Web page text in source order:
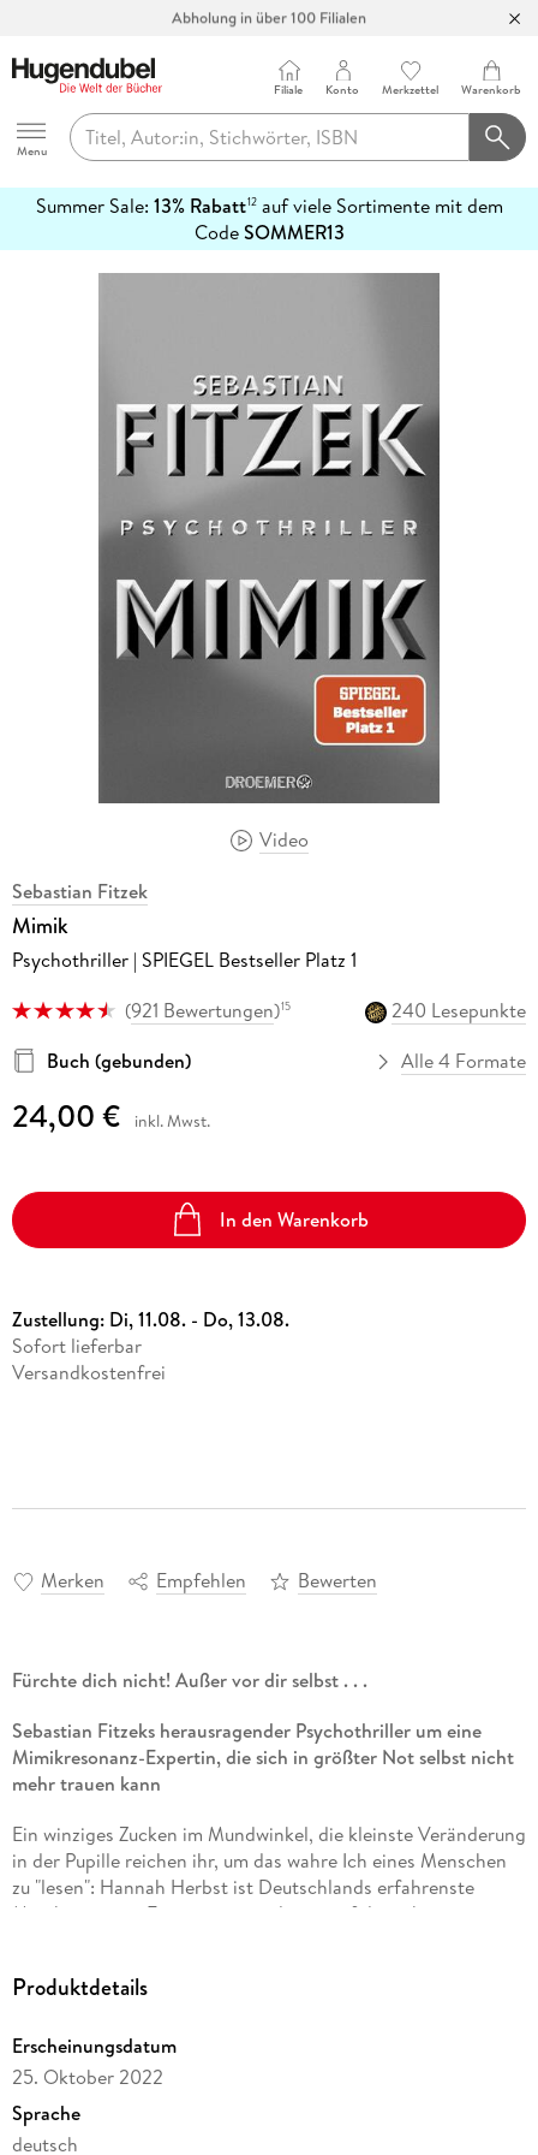
Abholung in über 100 Filialen
Hugendubel
Menu
Filiale Konto Merkzettel Warenkorb
Summer Sale: 13% Rabatt12auf viele Sortimente mit dem
CodeSOMMER13
erfahren
Video
Sebastian Fitzek
Mimik
Psychothriller | SPIEGEL Bestseller Platz 1
(921 Bewertungen)15
240 Lesepunkte
Buch (gebunden)
Alle 4 Formate
24,00 € inkl. Mwst.
In den Warenkorb
Zustellung: Di, 11.08. - Do, 13.08.
Sofort lieferbar
Versandkostenfrei
Merken Empfehlen Bewerten
Fürchte dich nicht! Außer vor dir selbst . . .
Sebastian Fitzeks herausragender Psychothriller um eine
Mimikresonanz-Expertin, die sich in größter Not selbst nicht
mehr trauen kann
Ein winziges Zucken im Mundwinkel, die kleinste Veränderung
in der Pupille reichen ihr, um das wahre Ich eines Menschen
zu "lesen": Hannah Herbst ist Deutschlands erfahrenste
Mimikresonanz-Expertin, spezialisiert auf die geheimen
Folgen eines Gedächtnisverlustes zu kämpfen hat, wird sie
mit dem schrecklichsten Fall ihrer Karriere konfrontiert: Eine
bestialisch ermordet zu haben. Nur ihr kleiner Sohn Paul hat
überlebt. Nach ihrem Geständnis gelingt der Mutter die
Produktdetails
Erscheinungsdatum
25. Oktober 2022
Sprache
deutsch